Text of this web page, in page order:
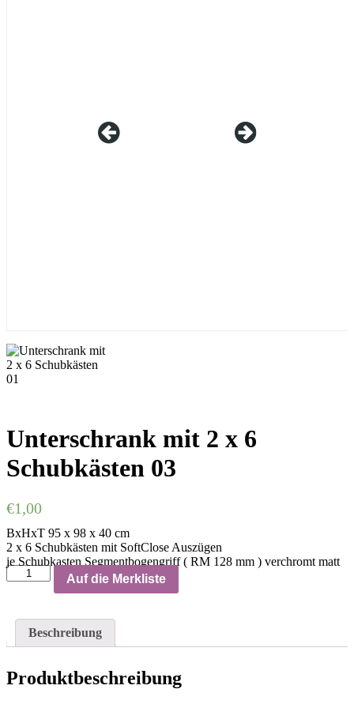
Unterschrank mit 2 x 6
Schubkästen 03
€1,00
BxHxT 95 x 98 x 40 cm
2 x 6 Schubkästen mit SoftClose Auszügen
je Schubkasten Segmentbogengriff ( RM 128 mm ) verchromt matt
Auf die Merkliste
Beschreibung
Produktbeschreibung